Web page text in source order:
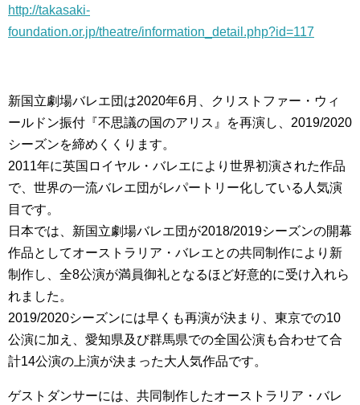
http://takasaki-
foundation.or.jp/theatre/information_detail.php?id=117
新国立劇場バレエ団は2020年6月、クリストファー・ウィ
ールドン振付『不思議の国のアリス』を再演し、2019/2020
シーズンを締めくくります。
2011年に英国ロイヤル・バレエにより世界初演された作品
で、世界の一流バレエ団がレパートリー化している人気演
目です。
日本では、新国立劇場バレエ団が2018/2019シーズンの開幕
作品としてオーストラリア・バレエとの共同制作により新
制作し、全8公演が満員御礼となるほど好意的に受け入れら
れました。
2019/2020シーズンには早くも再演が決まり、東京での10
公演に加え、愛知県及び群馬県での全国公演も合わせて合
計14公演の上演が決まった大人気作品です。
ゲストダンサーには、共同制作したオーストラリア・バレ